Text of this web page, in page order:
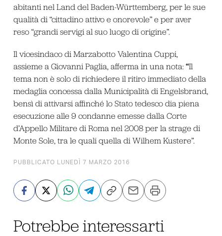
abitanti nel Land del Baden-Württemberg, per le sue
qualità di “cittadino attivo e onorevole” e per aver
reso “grandi servigi al suo luogo di origine”.
Il vicesindaco di Marzabotto Valentina Cuppi,
assieme a Giovanni Paglia, afferma in una nota: “Il
tema non è solo di richiedere il ritiro immediato della
medaglia concessa dalla Municipalità di Engelsbrand,
bensì di attivarsi affinché lo Stato tedesco dia piena
esecuzione alle 9 condanne emesse dalla Corte
d’Appello Militare di Roma nel 2008 per la strage di
Monte Sole, tra le quali quella di Wilhem Kustere”.
PUBBLICATO LUNEDÌ 7 MARZO 2016
Potrebbe interessarti